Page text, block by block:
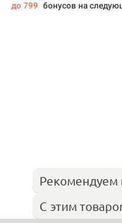
до 799 бонусов на
Рекомендуем
С этим